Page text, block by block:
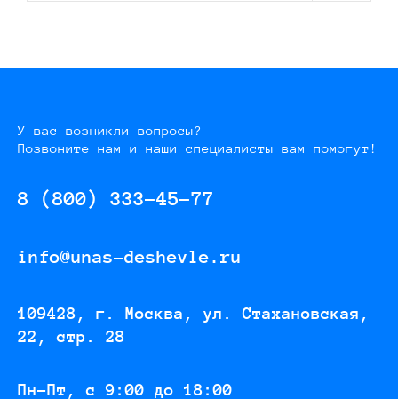
У вас возникли вопросы?
Позвоните нам и наши специалисты вам помогут!
8 (800) 333-45-77
info@unas-deshevle.ru
109428, г. Москва, ул. Стахановская,
22, стр. 28
Пн-Пт, с 9:00 до 18:00